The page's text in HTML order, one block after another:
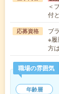
＜
付
応募資格
ブ
※履
方
職場の雰囲気
年齢層